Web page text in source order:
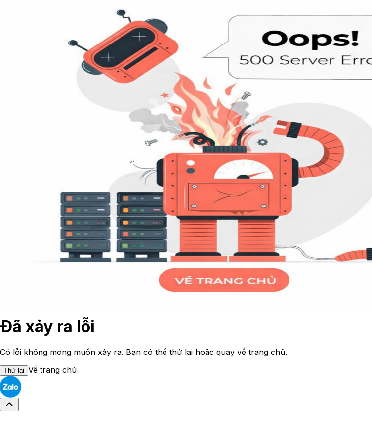
Đã xảy ra lỗi
Có lỗi không mong muốn xảy ra. Bạn có thể thử lại hoặc quay về trang chủ.
Thử lại Về trang chủ